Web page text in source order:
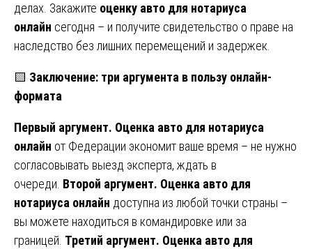
делах. Закажите оценку авто для нотариуса
онлайн сегодня – и получите свидетельство о праве на
наследство без лишних перемещений и задержек.
🟨 Заключение: три аргумента в пользу онлайн-
формата
Первый аргумент. Оценка авто для нотариуса
онлайн от Федерации экономит ваше время – не нужно
согласовывать выезд эксперта, ждать в
очереди. Второй аргумент. Оценка авто для
нотариуса онлайн доступна из любой точки страны –
вы можете находиться в командировке или за
границей. Третий аргумент. Оценка авто для